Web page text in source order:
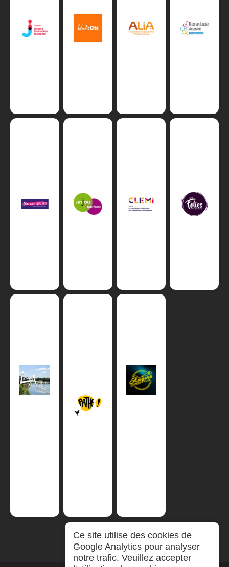
Ce site utilise des cookies de
Google Analytics pour analyser
notre trafic. Veuillez accepter